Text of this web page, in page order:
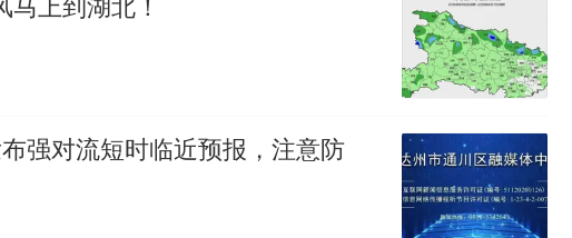
上到湖北！
强对流短时临近预报，注意防